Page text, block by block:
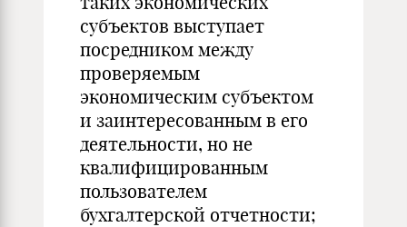
субъектов выступает
посредником между
проверяемым
экономическим субъектом
и заинтересованным в его
деятельности, но не
квалифицированным
пользователем
бухгалтерской отчетности;